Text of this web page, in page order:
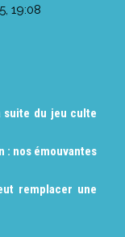
19:08
suite du jeu culte
: nos émouvantes
remplacer une